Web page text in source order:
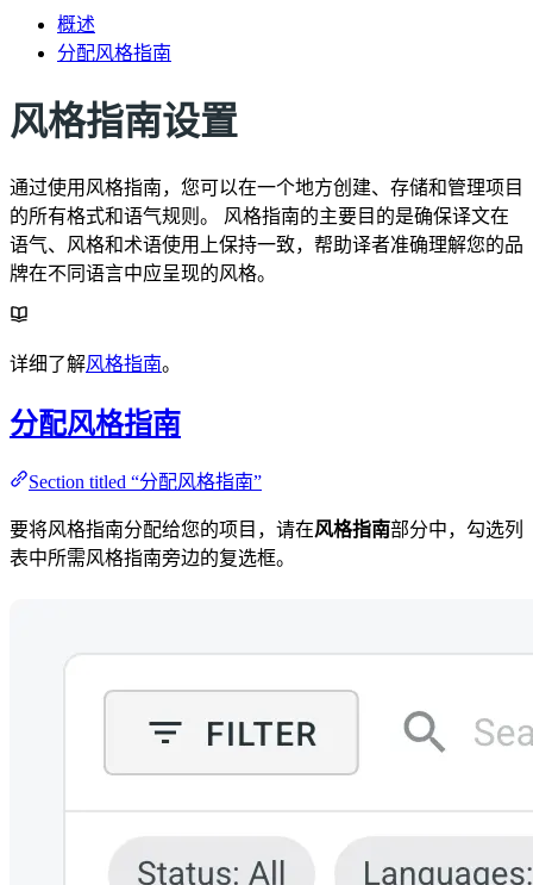
概述
分配风格指南
风格指南设置
通过使用风格指南，您可以在一个地方创建、存储和管理项目
的所有格式和语气规则。 风格指南的主要目的是确保译文在
语气、风格和术语使用上保持一致，帮助译者准确理解您的品
牌在不同语言中应呈现的风格。
详细了解风格指南。
分配风格指南
Section titled “分配风格指南”
要将风格指南分配给您的项目，请在风格指南部分中，勾选列
表中所需风格指南旁边的复选框。